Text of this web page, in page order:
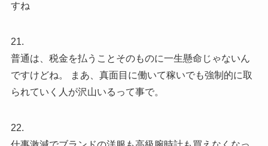
すね
21.
普通は、税金を払うことそのものに一生懸命じゃないん
ですけどね。 まあ、真面目に働いて稼いでも強制的に取
られていく人が沢山いるって事で。
22.